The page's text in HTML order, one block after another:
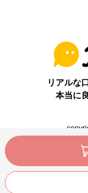
リアルな
本当に